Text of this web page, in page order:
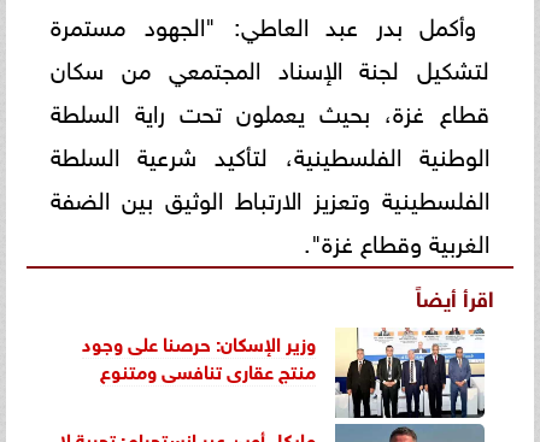
وأكمل بدر عبد العاطي: "الجهود مستمرة
لتشكيل لجنة الإسناد المجتمعي من سكان
قطاع غزة، بحيث يعملون تحت راية السلطة
الوطنية الفلسطينية، لتأكيد شرعية السلطة
الفلسطينية وتعزيز الارتباط الوثيق بين الضفة
الغربية وقطاع غزة".
اقرأ أيضاً
وزير الإسكان: حرصنا على وجود
منتج عقارى تنافسى ومتنوع